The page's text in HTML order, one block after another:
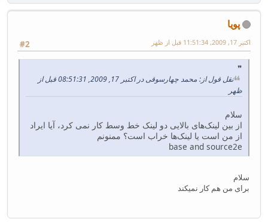
پویا
#2 اکتبر 17, 2009, 11:51:34 قبل از ظهر
نقل قول از: محمد چهارسوقی در اکتبر 17, 2009, 08:51:31 قبل از
ظهر
سلام
از بین لینک‌های بالایی دو لینک خط وسط کار نمی کرد، آیا ایراد
از من است یا لینک‌ها خراب است؟ ممنونم
base and source2e
سلام
برای من هم کار نمیکند